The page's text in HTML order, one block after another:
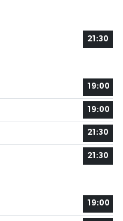
21:30
19:00
19:00
21:30
21:30
19:00